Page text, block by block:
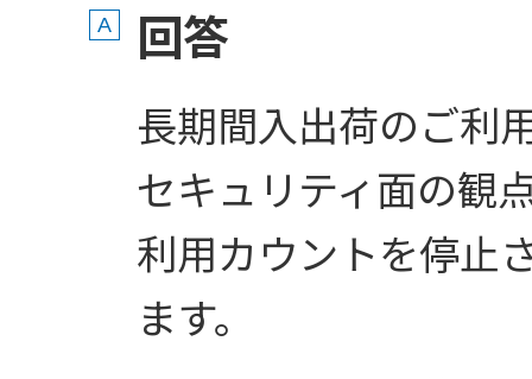
回答
長期間入出荷のご利
セキュリティ面の観
利用カウントを停止
ます。